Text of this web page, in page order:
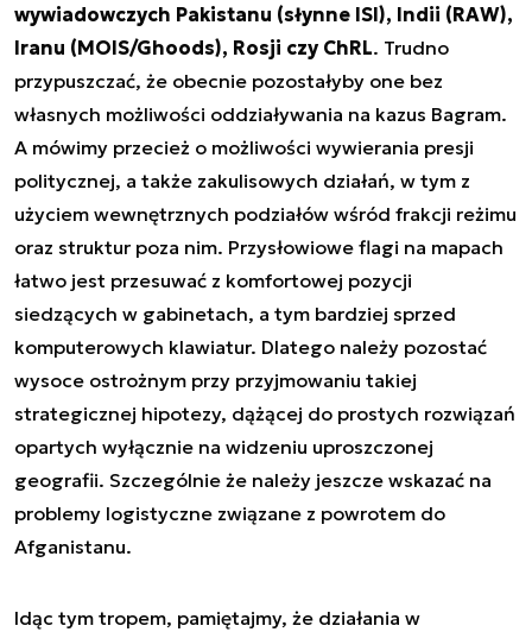
wywiadowczych Pakistanu (słynne ISI), Indii (RAW),
Iranu (MOIS/Ghoods), Rosji czy ChRL. Trudno
przypuszczać, że obecnie pozostałyby one bez
własnych możliwości oddziaływania na kazus Bagram.
A mówimy przecież o możliwości wywierania presji
politycznej, a także zakulisowych działań, w tym z
użyciem wewnętrznych podziałów wśród frakcji reżimu
oraz struktur poza nim. Przysłowiowe flagi na mapach
łatwo jest przesuwać z komfortowej pozycji
siedzących w gabinetach, a tym bardziej sprzed
komputerowych klawiatur. Dlatego należy pozostać
wysoce ostrożnym przy przyjmowaniu takiej
strategicznej hipotezy, dążącej do prostych rozwiązań
opartych wyłącznie na widzeniu uproszczonej
geografii. Szczególnie że należy jeszcze wskazać na
problemy logistyczne związane z powrotem do
Afganistanu.
Idąc tym tropem, pamiętajmy, że działania w